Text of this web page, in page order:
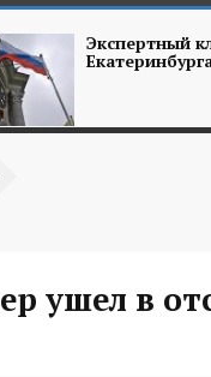
Экспертный
ушел в